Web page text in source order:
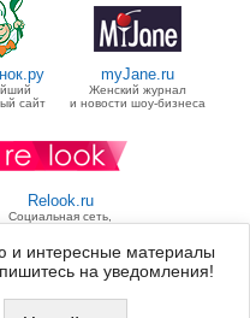
сайт
myJane.ru
Женский журнал
и новости шоу-бизнеса
Relook.ru
Социальная сеть,
для прекрасных дам.
и интересные материалы
на уведомления!